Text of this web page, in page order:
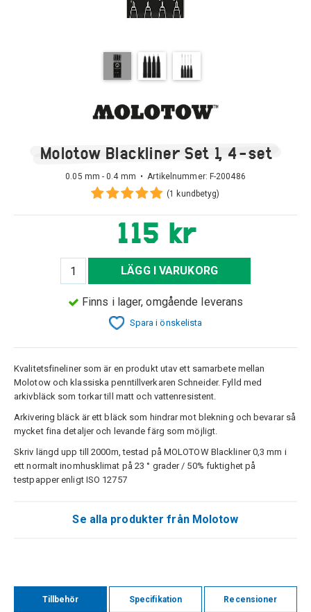
Molotow Blackliner Set 1, 4-set
0.05 mm - 0.4 mm • Artikelnummer: F-200486
(1 kundbetyg)
115 kr
LÄGG I VARUKORG
Finns i lager, omgående leverans
Spara i önskelista
Kvalitetsfineliner som är en produkt utav ett samarbete mellan
Molotow och klassiska penntillverkaren Schneider. Fylld med
arkivbläck som torkar till matt och vattenresistent.
Arkivering bläck är ett bläck som hindrar mot blekning och bevarar så
mycket fina detaljer och levande färg som möjligt.
Skriv längd upp till 2000m, testad på MOLOTOW Blackliner 0,3 mm i
ett normalt inomhusklimat på 23 ° grader / 50% fuktighet på
testpapper enligt ISO 12757
Se alla produkter från Molotow
Tillbehör Specifikation Recensioner